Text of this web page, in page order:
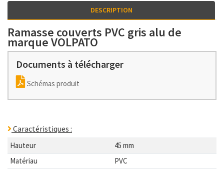
DESCRIPTION
Ramasse couverts PVC gris alu de
marque VOLPATO
Documents à télécharger
Schémas produit
Caractéristiques :
Hauteur
45 mm
Matériau
PVC